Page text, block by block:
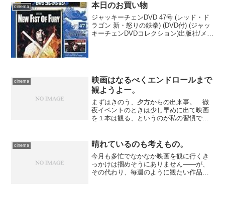
cinema 本日のお買い物
ジャッキーチェンDVD 47号 (レッド・ド
ラゴン 新・怒りの鉄拳) (DVD付) (ジャッ
キーチェンDVDコレクション)出版社/メー
cinema
映画はなるべくエンドロールまで
観ようよー。
まずはきのう、夕方からの出来事。 徹
夜イベントのときは少し早めに出て映画
を１本は観る、というのが私の習慣で
ぎる。ハシゴ、出来りゃしてもいいんで
すが、いまいち時間割がう...
cinema 晴れているのも考えもの。
今月も多忙でなかなか映画を観に行くき
っかけは掴めそうにありません――が、
その代わり、毎週のように観たい作品が